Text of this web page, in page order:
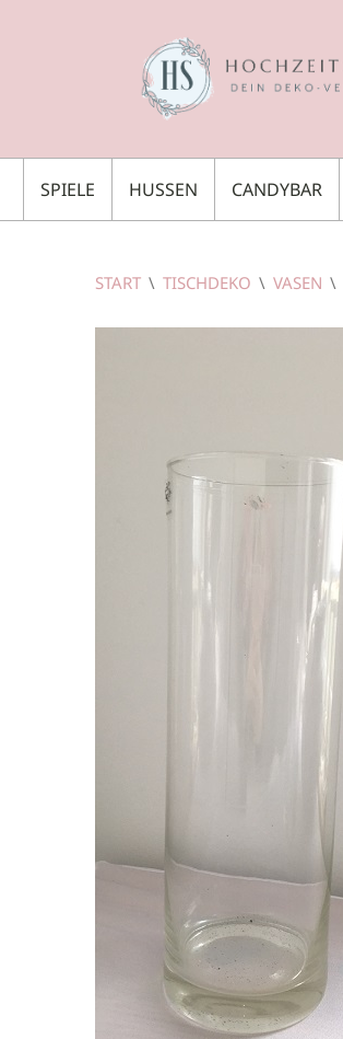
SPIELE HUSSEN CANDYBAR
START \ TISCHDEKO \ VASEN \